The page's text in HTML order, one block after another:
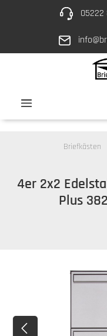
Zum Hauptinhalt springen
05222
Briefkästen
4er 2x2
Plus